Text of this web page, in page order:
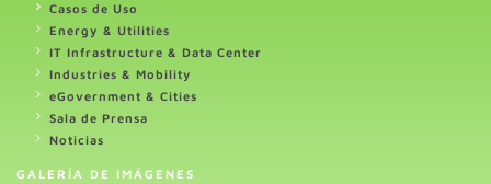
Casos de Uso
Energy & Utilities
IT Infrastructure & Data Center
Industries & Mobility
eGovernment & Cities
Sala de Prensa
Noticias
GALERÍA DE IMÁGENES